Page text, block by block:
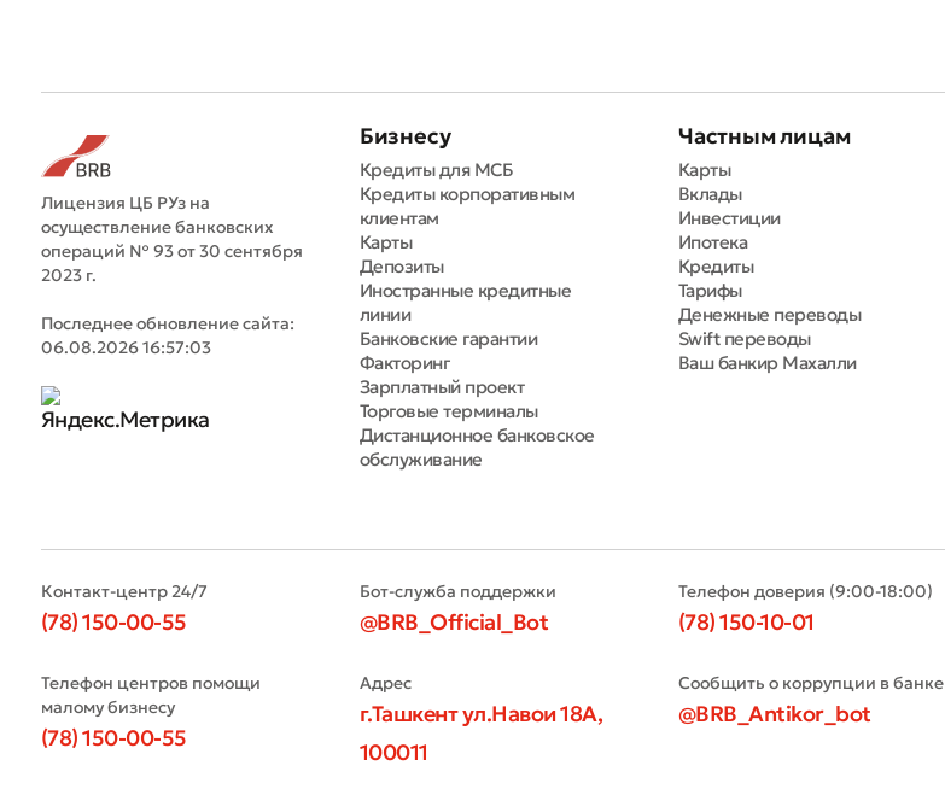
Плохо
* Все поля обязательны для заполнения
Отправить
Лицензия ЦБ РУз на
осуществление банковских
операций № 93 от 30 сентября
2023 г.
Последнее обновление сайта:
06.08.2026 16:57:03
Бизнесу
Кредиты для МСБ
Кредиты корпоративным
клиентам
Карты
Депозиты
Иностранные кредитные
линии
Банковские гарантии
Факторинг
Зарплатный проект
Торговые терминалы
Дистанционное банковское
обслуживание
Частным лицам
Карты
Вклады
Инвестиции
Ипотека
Кредиты
Тарифы
Денежные переводы
Swift переводы
Ваш банкир Махалли
Контакт-центр 24/7
(78) 150-00-55
Бот-служба поддержки
@BRB_Official_Bot
Телефон доверия (9:00-18:00)
(78) 150-10-01
Телефон центров помощи
малому бизнесу
(78) 150-00-55
Адрес
г.Ташкент ул.Навои 18А,
100011
Сообщить о коррупции в банке
@BRB_Antikor_bot